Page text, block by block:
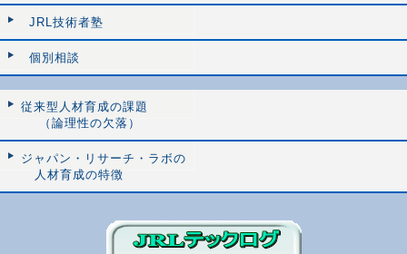
JRL技術者塾
個別相談
従来型人材育成の課題
（論理性の欠落）
ジャパン・リサーチ・ラボの
人材育成の特徴